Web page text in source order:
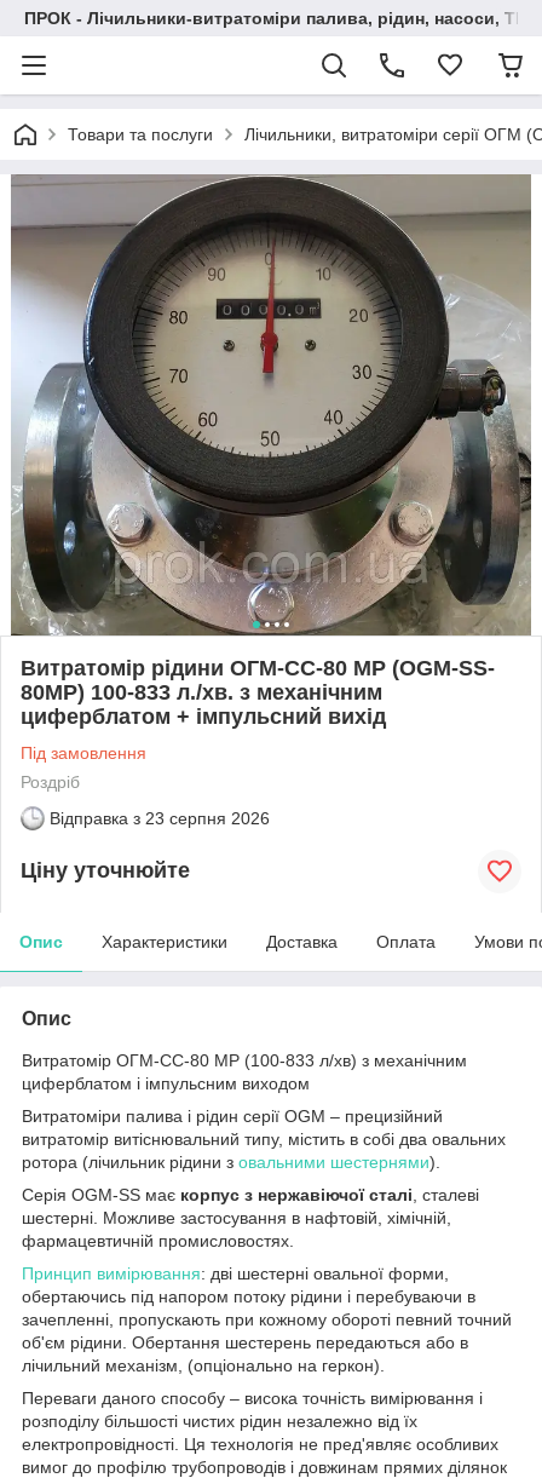
ПРОК - Лічильники-витратоміри палива, рідин, насоси,
Товари та послуги Лічильники, витратоміри серії ОГМ
Витратомір рідини ОГМ-СС-80 МР (OGM-SS-
80MP) 100-833 л./хв. з механічним
циферблатом + імпульсний вихід
Під замовлення
Роздріб
Відправка з 23 серпня 2026
Ціну уточнюйте
Опис Характеристики Доставка Оплата Умови
Опис
Витратомір ОГМ-СС-80 МР (100-833 л/хв) з механічним
циферблатом і імпульсним виходом
Витратоміри палива і рідин серії OGM – прецизійний
витратомір витіснювальний типу, містить в собі два овальних
ротора (лічильник рідини з овальними шестернями).
Серія OGM-SS має корпус з нержавіючої сталі , сталеві
шестерні. Можливе застосування в нафтовій, хімічній,
фармацевтичній промисловостях.
Принцип вимірювання: дві шестерні овальної форми,
обертаючись під напором потоку рідини і перебуваючи в
зачепленні, пропускають при кожному обороті певний точний
об'єм рідини. Обертання шестерень передаються або в
лічильний механізм, (опціонально на геркон).
Переваги даного способу – висока точність вимірювання і
розподілу більшості чистих рідин незалежно від їх
електропровідності. Ця технологія не пред'являє особливих
вимог до профілю трубопроводів і довжинам прямих ділянок